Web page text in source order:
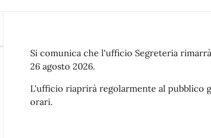
Si comunica che l'ufficio Segreteria
26 agosto 2026.
L'ufficio riaprirà regolarmente al pubblico
orari.